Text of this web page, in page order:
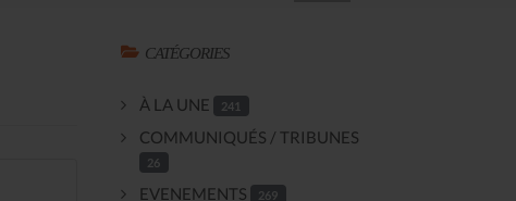
CATÉGORIES
À LA UNE 241
COMMUNIQUÉS / TRIBUNES
26
EVENEMENTS 269